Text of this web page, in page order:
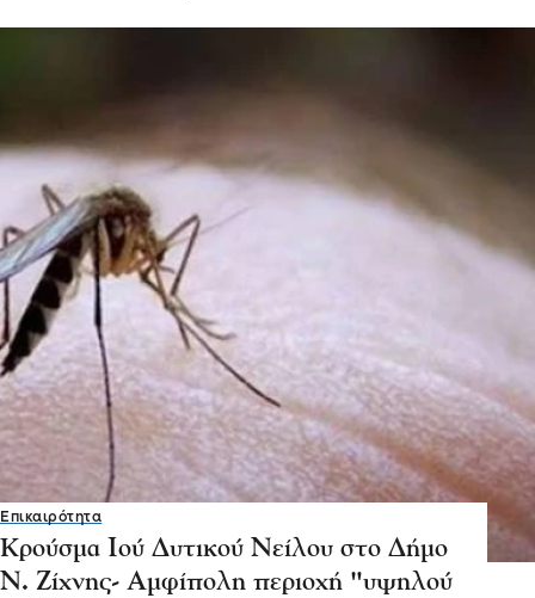
Επικαιρότητα
Κρούσμα Ιού Δυτικού Νείλου στο Δήμο
Ν. Ζίχνης- Αμφίπολη περιοχή "υψηλού